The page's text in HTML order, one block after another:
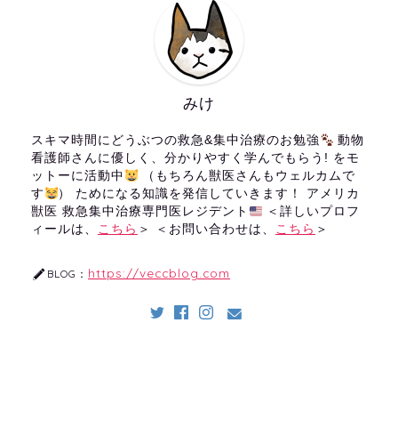
みけ
スキマ時間にどうぶつの救急&集中治療のお勉強
動物
看護師さんに優しく、分かりやすく学んでもらう! をモ
ットーに活動中
（もちろん獣医さんもウェルカムで
す
） ためになる知識を発信していきます！ アメリカ
獣医 救急集中治療専門医レジデント
＜詳しいプロフ
ィールは、 こちら ＞ ＜お問い合わせは、 こちら ＞
BLOG： https://veccblog.com